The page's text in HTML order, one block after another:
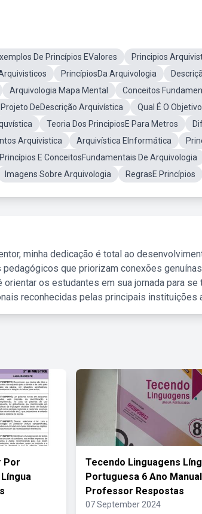
De Princípios EValores Principios
PrincípiosDa Arquivologia
Arquivologia Mapa Mental Conceitos
Projeto DeDescrição Arquivística Qual É O
Teoria Dos PrincipiosE Para Metros
Arquivistica
Arquivística EInformática
E ConceitosFundamentais De Arquivologia
Imagens Sobre Arquivologia RegrasE Princípios
minha dedicação é total ao
que priorizam conexões
orientar os estudantes em sua jornada para
reconhecidas pelas principais instituições
Por
Tecendo Linguagens
Portuguesa 6 Ano
Professor Respostas
07 September 2024